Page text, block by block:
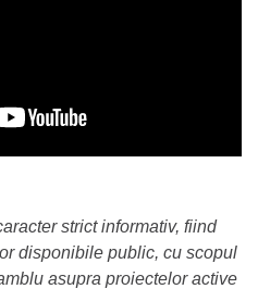
strict informativ, fiind
disponibile public, cu scopul
asupra proiectelor active